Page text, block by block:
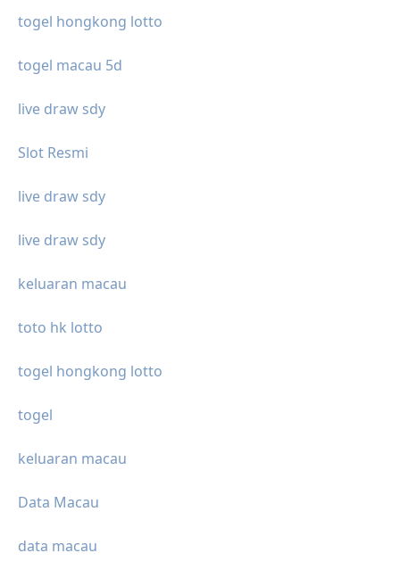
togel hongkong lotto
togel macau 5d
live draw sdy
Slot Resmi
live draw sdy
live draw sdy
keluaran macau
toto hk lotto
togel hongkong lotto
togel
keluaran macau
Data Macau
data macau